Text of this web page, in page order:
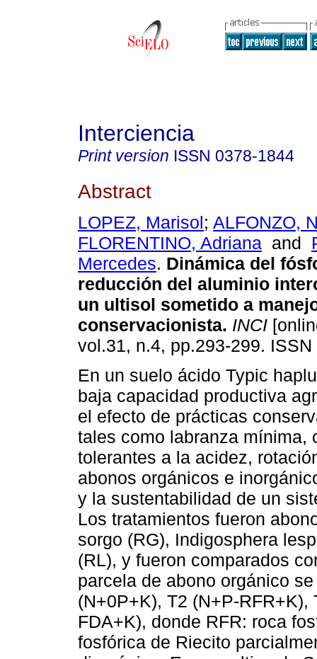
Interciencia
Print version ISSN 0378-1844
Abstract
LOPEZ, Marisol; ALFONZO,
FLORENTINO, Adriana and
Mercedes. Dinámica del
reducción del aluminio
un ultisol sometido a
conservacionista. INCI
vol.31, n.4, pp.293-299.
En un suelo ácido Typic
baja capacidad productiva
el efecto de prácticas
tales como labranza mínima,
tolerantes a la acidez,
abonos orgánicos e
y la sustentabilidad de un
Los tratamientos fueron
sorgo (RG), Indigosphera
(RL), y fueron comparados
parcela de abono orgánico
(N+0P+K), T2 (N+P-
FDA+K), donde RFR: roca
fosfórica de Riecito